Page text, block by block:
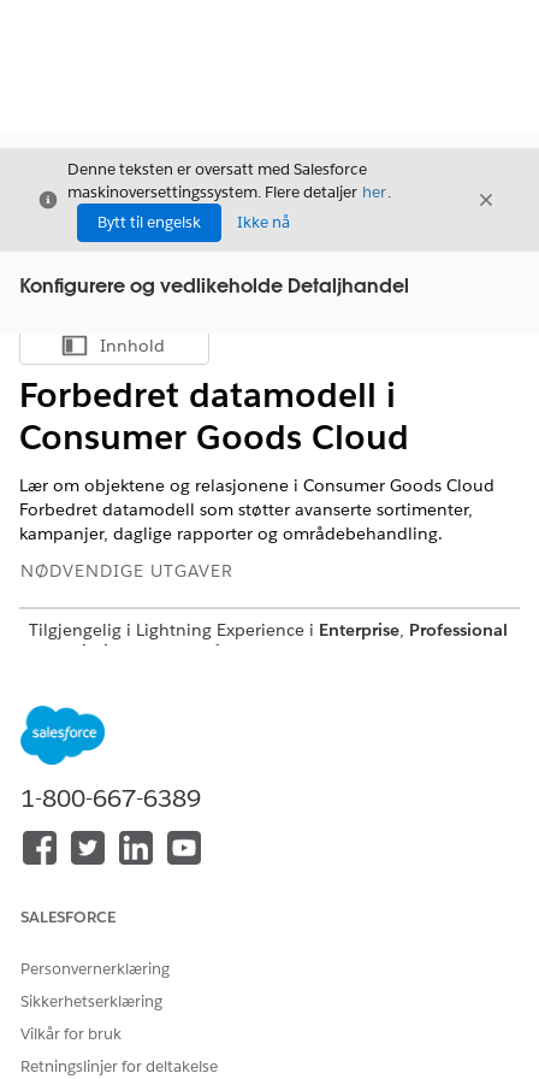
Avslutt
Denne teksten er oversatt med Salesforce
maskinoversettingssystem. Flere detaljer her.
Bytt til engelsk
Ikke nå
Avslutt
Konfigurere og vedlikeholde Detaljhandel
Vis innholdsfortegnelse
Innhold
Forbedret datamodell i
Consumer Goods Cloud
Lær om objektene og relasjonene i Consumer Goods Cloud
Forbedret datamodell som støtter avanserte sortimenter,
kampanjer, daglige rapporter og områdebehandling.
NØDVENDIGE UTGAVER
Tilgjengelig i Lightning Experience i Enterprise, Professional
Unlimited
Edition når Consumer Goods Cloud er
Her er de viktigste detaljhandelsfunksjonene som støttes av
den forbedrede datamodellen:
Oppretting og behandling av reiseliste
Aktivumbehandling
Kundesegmentering
1-800-667-6389
SALESFORCE
Personvernerklæring
Sikkerhetserklæring
Vilkår for bruk
Retningslinjer for deltakelse